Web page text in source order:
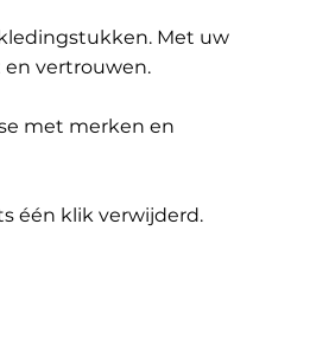
Met uw
en vertrouwen.
met merken en
één klik verwijderd.